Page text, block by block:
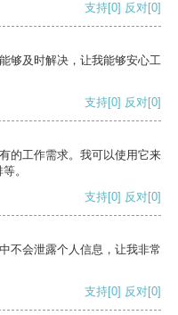
支持[0] 反对[0]
够及时解决，让我能够安心工
支持[0] 反对[0]
的工作需求。我可以使用它来
。
支持[0] 反对[0]
不会泄露个人信息，让我非常
支持[0] 反对[0]